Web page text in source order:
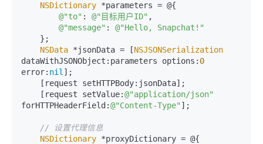
NSDictionary *parameters = @{
@"to" : @"目标用户ID" ,
@"message" : @"Hello, Snapchat!"
NSData *jsonData = [NSJSONSerialization
dataWithJSONObject:parameters options: 0
error: nil ];
    [request setValue:
@"application/json"
forHTTPHeaderField:@"Content-Type" ];
// 设置代理信息
NSDictionary *proxyDictionary = @{